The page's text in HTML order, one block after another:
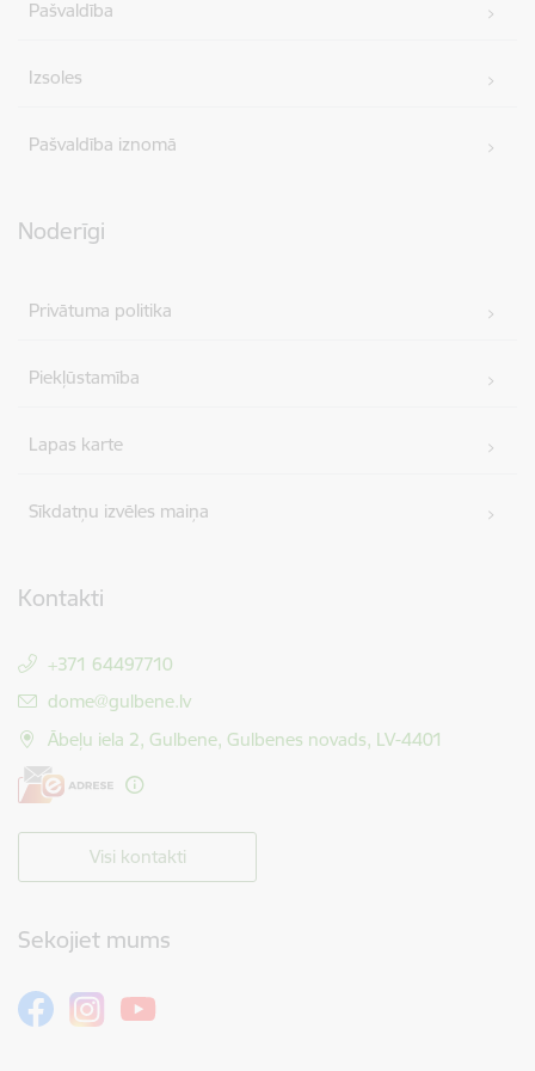
Pašvaldība
Izsoles
Pašvaldība iznomā
Noderīgi
Privātuma politika
Piekļūstamība
Lapas karte
Sīkdatņu izvēles maiņa
Kontakti
+371 64497710
E-pasts:
dome@gulbene.lv
Ābeļu iela 2, Gulbene, Gulbenes novads, LV-4401
Visi kontakti
Sekojiet mums